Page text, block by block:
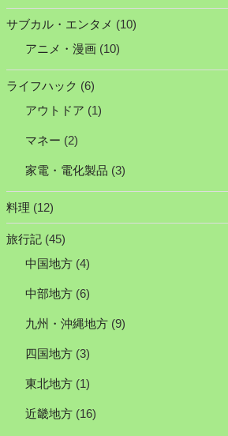
サブカル・エンタメ (10)
アニメ・漫画(10)
ライフハック (6)
アウトドア (1)
マネー (2)
家電・電化製品 (3)
料理 (12)
旅行記(45)
中国地方(4)
中部地方(6)
九州・沖縄地方(9)
四国地方(3)
東北地方(1)
近畿地方(16)